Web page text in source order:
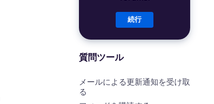
続行
質問ツール
メールによる更新通知を受け取
る